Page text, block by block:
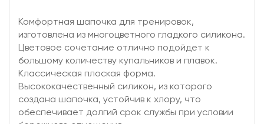
Комфортная шапочка для тренировок,
изготовлена из многоцветного гладкого силикона.
Цветовое сочетание отлично подойдет к
большому количеству купальников и плавок.
Классическая плоская форма.
Высококачественный силикон, из которого
создана шапочка, устойчив к хлору, что
обеспечивает долгий срок службы при условии